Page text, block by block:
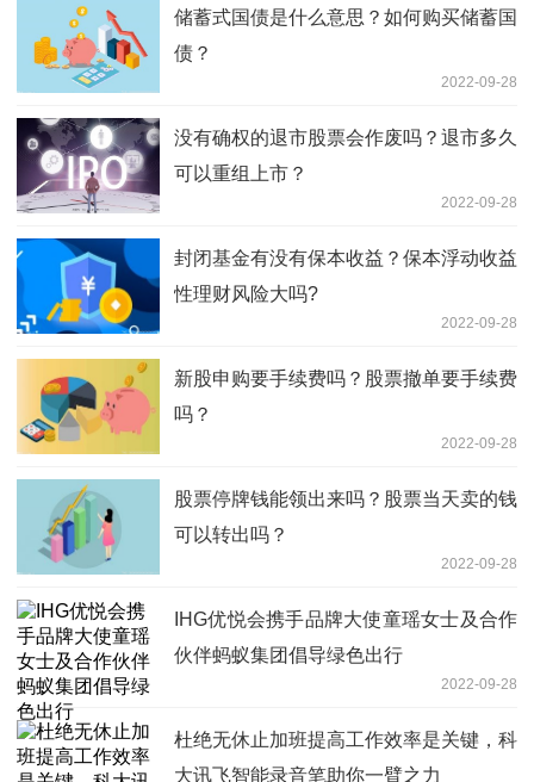
储蓄式国债是什么意思？如何购买储蓄国
债？
2022-09-28
没有确权的退市股票会作废吗？退市多久
可以重组上市？
2022-09-28
封闭基金有没有保本收益？保本浮动收益
性理财风险大吗?
2022-09-28
新股申购要手续费吗？股票撤单要手续费
吗？
2022-09-28
股票停牌钱能领出来吗？股票当天卖的钱
可以转出吗？
2022-09-28
IHG优悦会携手品牌大使童瑶女士及合作
伙伴蚂蚁集团倡导绿色出行
2022-09-28
杜绝无休止加班提高工作效率是关键，科
大讯飞智能录音笔助你一臂之力